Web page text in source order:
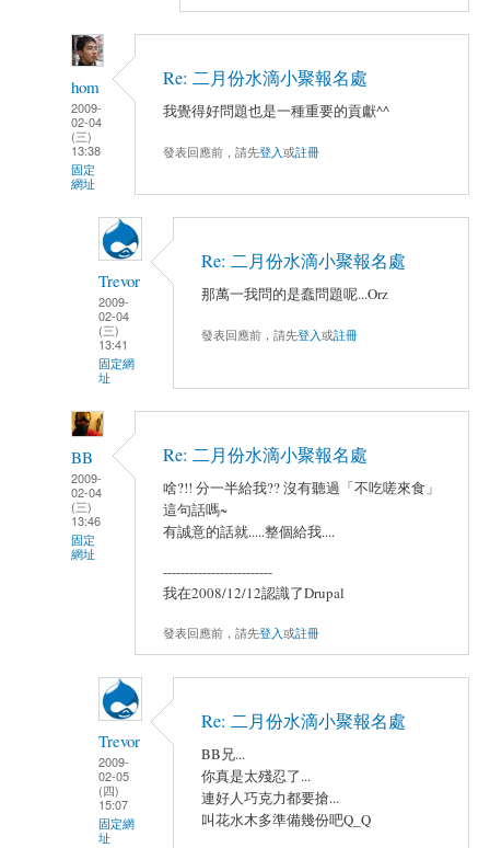
hom
2009-
02-04
(三)
13:38
固定
網址
Re: 二月份水滴小聚報名處
我覺得好問題也是一種重要的貢獻^^
發表回應前，請先登入或註冊
Trevor
2009-
02-04
(三)
13:41
固定網
址
Re: 二月份水滴小聚報名處
那萬一我問的是蠢問題呢...Orz
發表回應前，請先登入或註冊
BB
2009-
02-04
(三)
13:46
固定
網址
Re: 二月份水滴小聚報名處
啥?!! 分一半給我?? 沒有聽過「不吃嗟來食」
這句話嗎~
有誠意的話就.....整個給我....
-------------------------
我在2008/12/12認識了Drupal
發表回應前，請先登入或註冊
Trevor
2009-
02-05
(四)
15:07
固定網
址
Re: 二月份水滴小聚報名處
BB兄...
你真是太殘忍了...
連好人巧克力都要搶...
叫花水木多準備幾份吧Q_Q